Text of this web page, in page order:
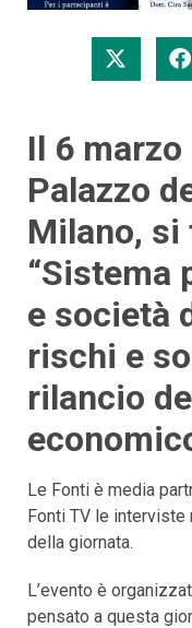
Il 6
Palazzo
Milano, si
“Sistema
e società
rischi e
rilancio
Le Fonti è media
Fonti TV le interviste
della giornata.
L’evento è
pensato a questa